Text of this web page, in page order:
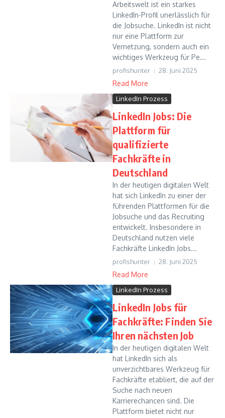
Arbeitswelt ist ein starkes
LinkedIn-Profil unerlässlich für
die Jobsuche. LinkedIn ist nicht
nur eine Plattform zur
Vernetzung, sondern auch ein
wichtiges Werkzeug für Pe...
profishunter 28. Juni 2025
Read More
LinkedIn Prozess
LinkedIn Jobs: Die
Plattform für
qualifizierte
Fachkräfte in
Deutschland
In der heutigen digitalen Welt
hat sich LinkedIn zu einer der
führenden Plattformen für die
Jobsuche und das Recruiting
entwickelt. Insbesondere in
Deutschland nutzen viele
Fachkräfte LinkedIn Jobs...
profishunter 28. Juni 2025
Read More
LinkedIn Prozess
LinkedIn Jobs für
Fachkräfte: Finden Sie
Ihren nächsten Job
In der heutigen digitalen Welt
hat LinkedIn sich als
unverzichtbares Werkzeug für
Fachkräfte etabliert, die auf der
Suche nach neuen
Karrierechancen sind. Die
Plattform bietet nicht nur